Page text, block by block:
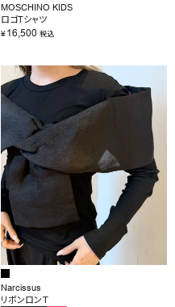
MOSCHINO KIDS
ロゴTシャツ
¥16,500 税込
Narcissus
リボンロンＴ